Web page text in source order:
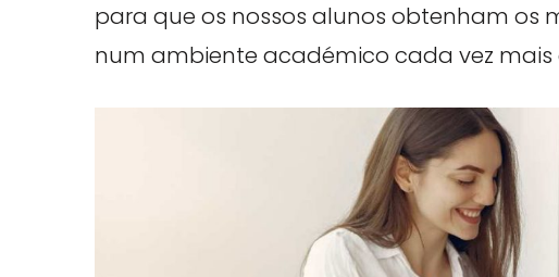
para que os nossos alunos obtenham os
num ambiente académico cada vez mais